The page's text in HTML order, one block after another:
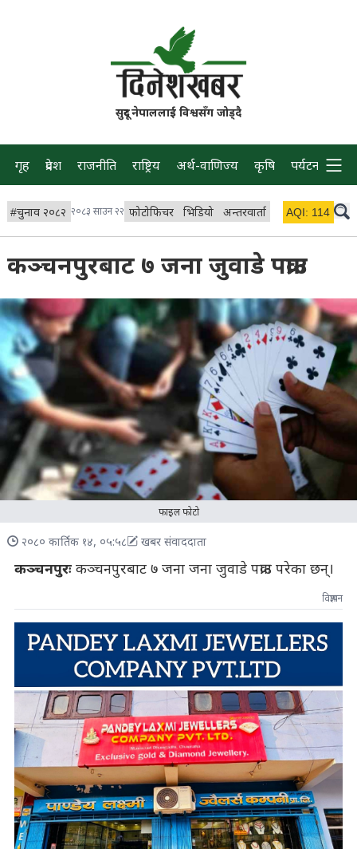
सुदूर नेपाललाई विश्वसँग जोड्दै
गृह प्रदेश राजनीति राष्ट्रिय अर्थ-वाणिज्य कृषि पर्यटन प्रवास
#चुनाव २०८२ २०८३ साउन २२ फोटोफिचर भिडियो अन्तरवार्ता विचार/ब्लग
AQI: 114
कञ्चनपुरबाट ७ जना जुवाडे पक्राउ
फाइल फोटो
२०८० कार्तिक १४, ०५:५८ खबर संवाददाता
कञ्चनपुरःकञ्चनपुरबाट ७ जना जना जुवाडे पक्राउ परेका छन्।
विज्ञापन